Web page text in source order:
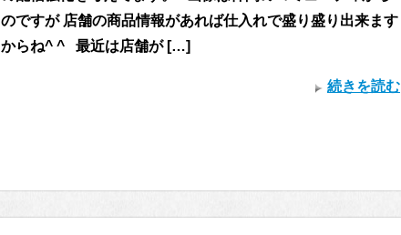
のですが 店舗の商品情報があれば仕入れで盛り盛り出来ます
からね^ ^ 最近は店舗が […]
続きを読む